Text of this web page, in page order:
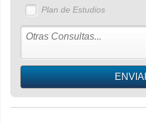
Plan de Estudios